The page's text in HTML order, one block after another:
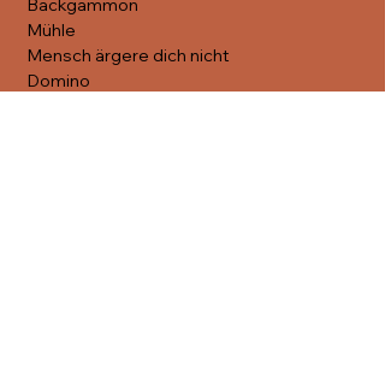
Backgammon
Mühle
Mensch ärgere dich nicht
Domino